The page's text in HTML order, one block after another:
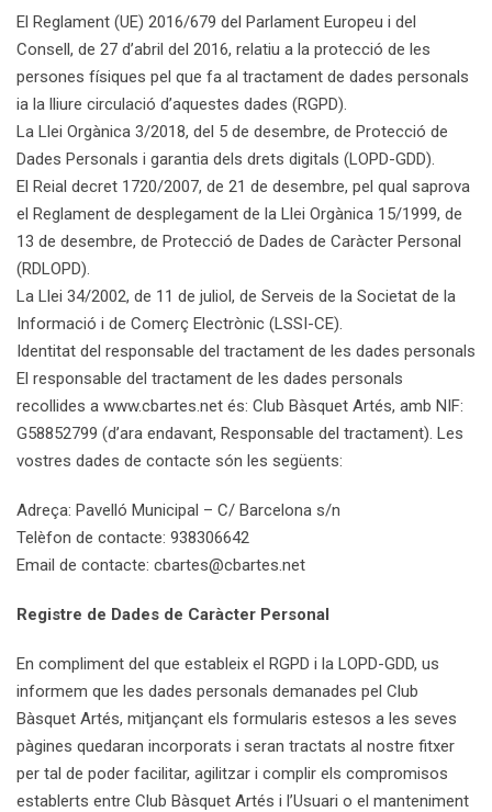
El Reglament (UE) 2016/679 del Parlament Europeu i del
Consell, de 27 d’abril del 2016, relatiu a la protecció de les
persones físiques pel que fa al tractament de dades personals
ia la lliure circulació d’aquestes dades (RGPD).
La Llei Orgànica 3/2018, del 5 de desembre, de Protecció de
Dades Personals i garantia dels drets digitals (LOPD-GDD).
El Reial decret 1720/2007, de 21 de desembre, pel qual saprova
el Reglament de desplegament de la Llei Orgànica 15/1999, de
13 de desembre, de Protecció de Dades de Caràcter Personal
(RDLOPD).
La Llei 34/2002, de 11 de juliol, de Serveis de la Societat de la
Informació i de Comerç Electrònic (LSSI-CE).
Identitat del responsable del tractament de les dades personals
El responsable del tractament de les dades personals
recollides a www.cbartes.net és: Club Bàsquet Artés, amb NIF:
G58852799 (d’ara endavant, Responsable del tractament). Les
vostres dades de contacte són les següents:
Adreça: Pavelló Municipal – C/ Barcelona s/n
Telèfon de contacte: 938306642
Email de contacte: cbartes@cbartes.net
Registre de Dades de Caràcter Personal
En compliment del que estableix el RGPD i la LOPD-GDD, us
informem que les dades personals demanades pel Club
Bàsquet Artés, mitjançant els formularis estesos a les seves
pàgines quedaran incorporats i seran tractats al nostre fitxer
per tal de poder facilitar, agilitzar i complir els compromisos
establerts entre Club Bàsquet Artés i l’Usuari o el manteniment